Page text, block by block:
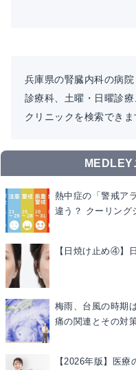
兵庫県の腎臓内科の病
診療科、土曜・日曜診
クリニックを検索できま
MEDLEY
熱中症の「警戒ア
違う？ クーリング
【日焼け止め④】
梅雨、台風の時期
痛の関連とその対
【2026年版】医